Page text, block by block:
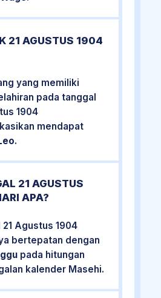
21 AGUSTUS 1904
yang memiliki
pada tanggal
1904
mendapat
.
21 AGUSTUS
APA?
21 Agustus 1904
bertepatan dengan
pada hitungan
kalender Masehi.